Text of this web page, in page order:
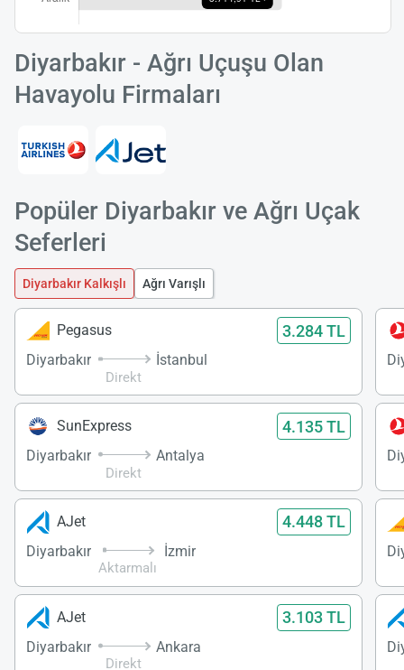
Diyarbakır - Ağrı Uçuşu Olan
Havayolu Firmaları
Popüler Diyarbakır ve Ağrı Uçak
Seferleri
Diyarbakır Kalkışlı Ağrı Varışlı
Pegasus 3.284 TL
Diyarbakır
Direkt
İstanbul
SunExpress 4.135 TL
Diyarbakır
Direkt
Antalya
AJet 4.448 TL
Diyarbakır
Aktarmalı
İzmir
AJet 3.103 TL
Diyarbakır
Direkt
Ankara